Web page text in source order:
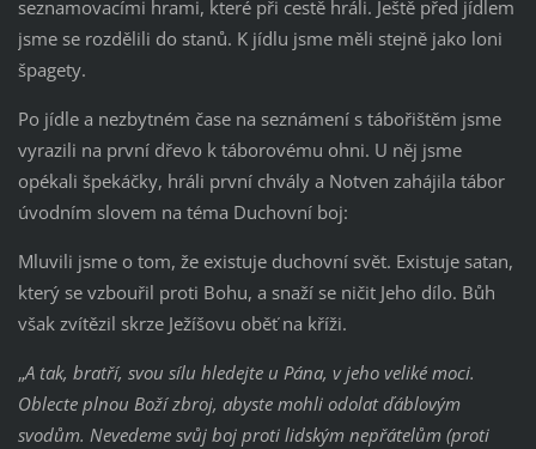
seznamovacími hrami, které při cestě hráli. Ještě před jídlem
jsme se rozdělili do stanů. K jídlu jsme měli stejně jako loni
špagety.
Po jídle a nezbytném čase na seznámení s tábořištěm jsme
vyrazili na první dřevo k táborovému ohni. U něj jsme
opékali špekáčky, hráli první chvály a Notven zahájila tábor
úvodním slovem na téma Duchovní boj:
Mluvili jsme o tom, že existuje duchovní svět. Existuje satan,
který se vzbouřil proti Bohu, a snaží se ničit Jeho dílo. Bůh
však zvítězil skrze Ježíšovu oběť na kříži.
„A tak, bratří, svou sílu hledejte u Pána, v jeho veliké moci.
Oblecte plnou Boží zbroj, abyste mohli odolat ďáblovým
svodům. Nevedeme svůj boj proti lidským nepřátelům (proti